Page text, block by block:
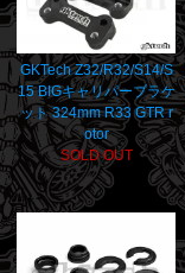
GKTech Z32/R32/S14/S
15 BIGキャリパーブラケ
ット 324mm R33 GTR r
otor
SOLD OUT